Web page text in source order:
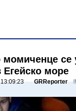
се
Егейско море
GRReporter